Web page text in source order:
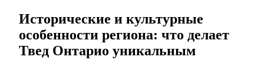
Исторические и культурные
особенности региона: что делает
Твед Онтарио уникальным